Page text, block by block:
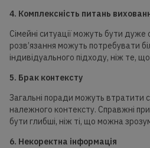
4. Комплексність питань
Сімейні ситуації можуть бути дуже
розв’язання можуть потребувати
індивідуального підходу, ніж те,
5. Брак контексту
Загальні поради можуть втратити
належного контексту. Справжні
бути глибші, ніж ті, що можна
6. Некоректна інформація